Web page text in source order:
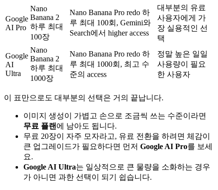
Google
AI Pro
Nano
Banana 2
하루 최대
100장
Nano Banana Pro redo 하
루 최대 100회, Gemini와
Search에서 higher access
대부분의 유료
사용자에게 가
장 실용적인 선
택
Google
AI
Ultra
Nano
Banana 2
하루 최대
1000장
Nano Banana Pro redo 하
루 최대 1000회, 최고 수
준의 access
정말 높은 일일
사용량이 필요
한 사용자
이 표만으로도 대부분의 선택은 거의 끝납니다.
이미지 생성이 가볍고 손으로 조금씩 쓰는 수준이라면
무료 플랜 에 남아도 됩니다.
무료 20장이 자주 모자라고, 유료 전환을 하려면 체감이
큰 업그레이드가 필요하다면 먼저 Google AI Pro를 보세
요.
Google AI Ultra는 일상적으로 큰 물량을 소화하는 경우
가 아니면 과한 선택이 되기 쉽습니다.